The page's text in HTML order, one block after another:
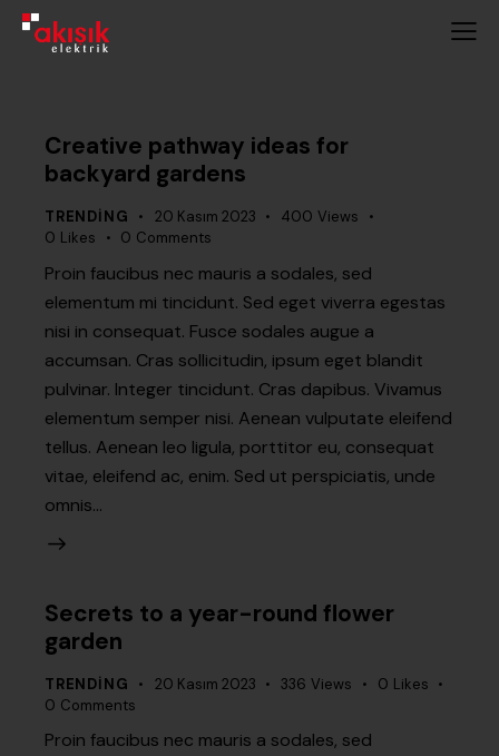
Creative pathway ideas for
backyard gardens
TRENDING 20 Kasım 2023 400 Views
0 Likes 0 Comments
Proin faucibus nec mauris a sodales, sed
elementum mi tincidunt. Sed eget viverra egestas
nisi in consequat. Fusce sodales augue a
accumsan. Cras sollicitudin, ipsum eget blandit
pulvinar. Integer tincidunt. Cras dapibus. Vivamus
elementum semper nisi. Aenean vulputate eleifend
tellus. Aenean leo ligula, porttitor eu, consequat
vitae, eleifend ac, enim. Sed ut perspiciatis, unde
omnis…
Secrets to a year-round flower
garden
TRENDING 20 Kasım 2023 336 Views 0 Likes
0 Comments
Proin faucibus nec mauris a sodales, sed